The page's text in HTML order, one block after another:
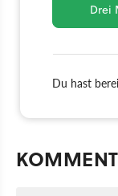
Drei
Du hast